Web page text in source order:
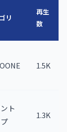
リ
再生
数
1.5K
ト
1.3K